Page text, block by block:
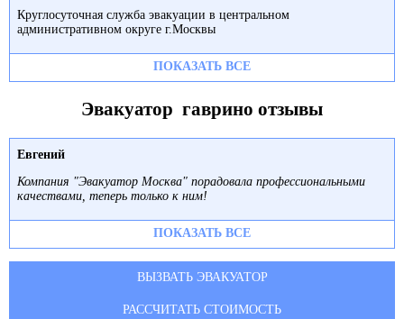
Круглосуточная служба эвакуации в центральном
административном округе г.Москвы
ПОКАЗАТЬ ВСЕ
Эвакуатор гаврино отзывы
Евгений
Компания "Эвакуатор Москва" порадовала профессиональными
качествами, теперь только к ним!
ПОКАЗАТЬ ВСЕ
ВЫЗВАТЬ ЭВАКУАТОР
РАССЧИТАТЬ СТОИМОСТЬ